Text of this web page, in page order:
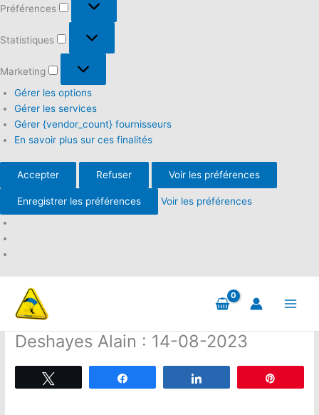
Préférences
Statistiques
Marketing
Gérer les options
Gérer les services
Gérer {vendor_count} fournisseurs
En savoir plus sur ces finalités
Accepter Refuser Voir les préférences
Enregistrer les préférences Voir les préférences
contenu
Deshayes Alain : 14-08-2023